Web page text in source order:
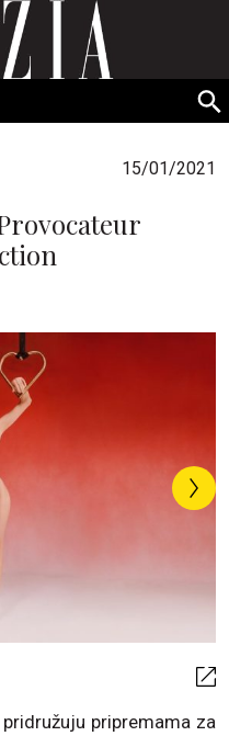
Srbija
15/01/2021
pripremama za